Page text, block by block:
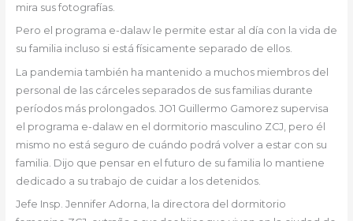
mira sus fotografías.
Pero el programa e-dalaw le permite estar al día con la vida de
su familia incluso si está físicamente separado de ellos.
La pandemia también ha mantenido a muchos miembros del
personal de las cárceles separados de sus familias durante
períodos más prolongados. JO1 Guillermo Gamorez supervisa
el programa e-dalaw en el dormitorio masculino ZCJ, pero él
mismo no está seguro de cuándo podrá volver a estar con su
familia. Dijo que pensar en el futuro de su familia lo mantiene
dedicado a su trabajo de cuidar a los detenidos.
Jefe Insp. Jennifer Adorna, la directora del dormitorio